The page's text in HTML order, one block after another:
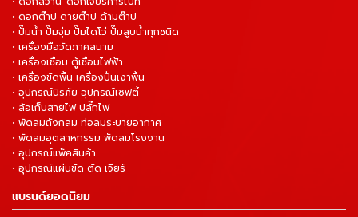
• ดอกต๊าป ดายต๊าป ด้ามต๊าป
• ปั๊มน้ำ ปั๊มจุ่ม ปั๊มไดโว่ ปั๊มสูบน้ำทุกชนิด
• เครื่องมือวัดภาคสนาม
• เครื่องเชื่อม ตู้เชื่อมไฟฟ้า
• เครื่องขัดพื้น เครื่องปั่นเงาพื้น
• อุปกรณ์นิรภัย อุปกรณ์เซฟตี้
• ล้อเก็บสายไฟ ปลั๊กไฟ
• พัดลมถังกลม ท่อลมระบายอากาศ
• พัดลมอุตสาหกรรม พัดลมโรงงาน
• อุปกรณ์แพ็คสินค้า
• อุปกรณ์แผ่นขัด ตัด เจียร์
แบรนด์ยอดนิยม